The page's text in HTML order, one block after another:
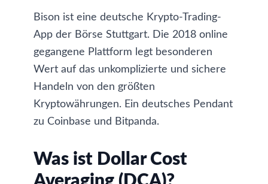
Bison ist eine deutsche Krypto-Trading-
App der Börse Stuttgart. Die 2018 online
gegangene Plattform legt besonderen
Wert auf das unkomplizierte und sichere
Handeln von den größten
Kryptowährungen. Ein deutsches Pendant
zu Coinbase und Bitpanda.
Was ist Dollar Cost